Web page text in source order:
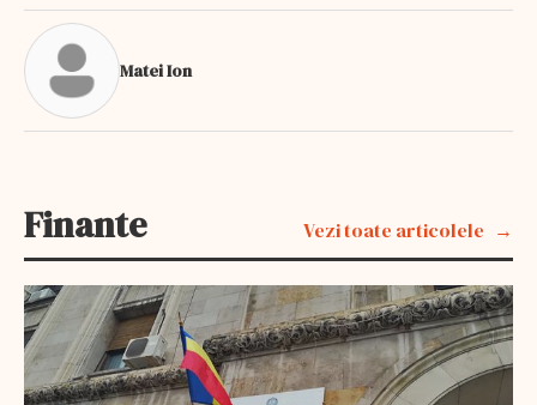
Matei Ion
Finante Vezi toate articolele